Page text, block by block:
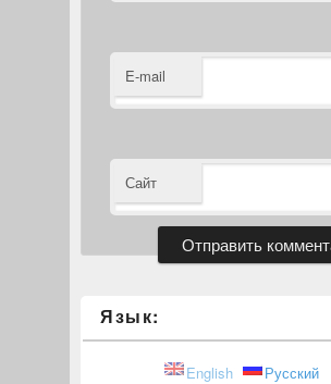
E-mail
Сайт
Язык:
English Русский